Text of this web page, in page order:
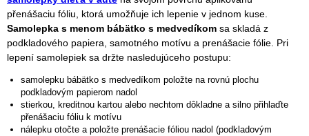
přenášaciu fóliu, ktorá umožňuje ich lepenie v jednom kuse.
Samolepka s menom bábätko s medvedíkom sa skladá z
podkladového papiera, samotného motívu a prenášacie fólie. Pri
lepení samolepiek sa držte nasledujúceho postupu:
samolepku bábätko s medvedíkom položte na rovnú plochu
podkladovým papierom nadol
stierkou, kreditnou kartou alebo nechtom dôkladne a silno přihlaďte
přenášaciu fóliu k motívu
nálepku otočte a položte prenášacie fóliou nadol (podkladovým